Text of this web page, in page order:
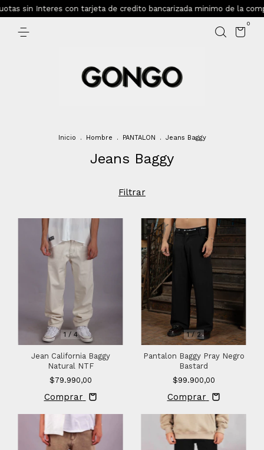
sin Interes con tarjeta de credito bancarizada minimo de la compra
0
Inicio . Hombre . PANTALON . Jeans Baggy
Jeans Baggy
Filtrar
1/ 4
Jean California Baggy
Natural NTF
$79.990,00
Comprar
1/2
Pantalon Baggy Pray Negro
Bastard
$99.900,00
Comprar